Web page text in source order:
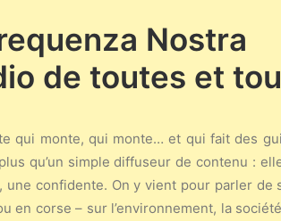
Nostra
de toutes et
qui monte, qui monte… et qui fait des
qu’un simple diffuseur de contenu :
confidente. On y vient pour parler
corse – sur l’environnement, la